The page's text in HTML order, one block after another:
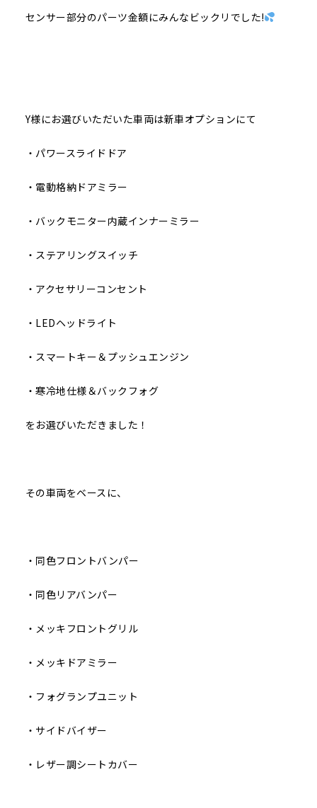
センサー部分のパーツ金額にみんなビックリでした!
Y様にお選びいただいた車両は新車オプションにて
・パワースライドドア
・電動格納ドアミラー
・バックモニター内蔵インナーミラー
・ステアリングスイッチ
・アクセサリーコンセント
・LEDヘッドライト
・スマートキー＆プッシュエンジン
・寒冷地仕様＆バックフォグ
をお選びいただきました！
その車両をベースに、
・同色フロントバンパー
・同色リアバンパー
・メッキフロントグリル
・メッキドアミラー
・フォグランプユニット
・サイドバイザー
・レザー調シートカバー